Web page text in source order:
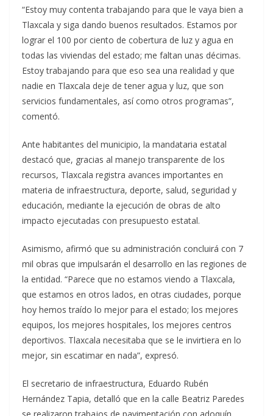
“Estoy muy contenta trabajando para que le vaya bien a
Tlaxcala y siga dando buenos resultados. Estamos por
lograr el 100 por ciento de cobertura de luz y agua en
todas las viviendas del estado; me faltan unas décimas.
Estoy trabajando para que eso sea una realidad y que
nadie en Tlaxcala deje de tener agua y luz, que son
servicios fundamentales, así como otros programas”,
comentó.
Ante habitantes del municipio, la mandataria estatal
destacó que, gracias al manejo transparente de los
recursos, Tlaxcala registra avances importantes en
materia de infraestructura, deporte, salud, seguridad y
educación, mediante la ejecución de obras de alto
impacto ejecutadas con presupuesto estatal.
Asimismo, afirmó que su administración concluirá con 7
mil obras que impulsarán el desarrollo en las regiones de
la entidad. “Parece que no estamos viendo a Tlaxcala,
que estamos en otros lados, en otras ciudades, porque
hoy hemos traído lo mejor para el estado; los mejores
equipos, los mejores hospitales, los mejores centros
deportivos. Tlaxcala necesitaba que se le invirtiera en lo
mejor, sin escatimar en nada”, expresó.
El secretario de infraestructura, Eduardo Rubén
Hernández Tapia, detalló que en la calle Beatriz Paredes